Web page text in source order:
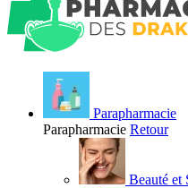
Parapharmacie
Parapharmacie Retour
Beauté et